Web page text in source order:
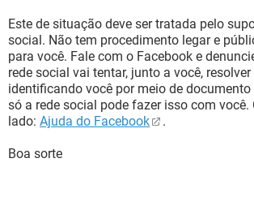
Este de situação deve ser tratada pelo
social. Não tem procedimento legar e
para você. Fale com o Facebook e
rede social vai tentar, junto a você,
identificando você por meio de
só a rede social pode fazer isso com você.
lado: Ajuda do Facebook .
Boa sorte